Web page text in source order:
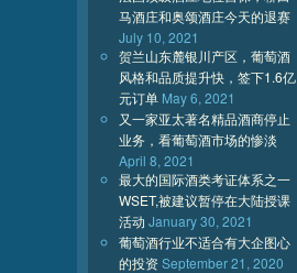
马酒庄和奥颂酒庄今天的退赛
July 10, 2021
贺兰山东麓银川产区，葡萄酒
风格和品质提升快，签下1.6亿
元订单 May 6, 2021
又一家亚太著名精品酒商停止
业务，看葡萄酒市场的惨淡
April 8, 2021
最大的国际酒类考证体系之一
WSET,被建议暂停在大陆授课
活动 January 30, 2021
葡萄酒行业不适合有大企图心
的投资September 21, 2020